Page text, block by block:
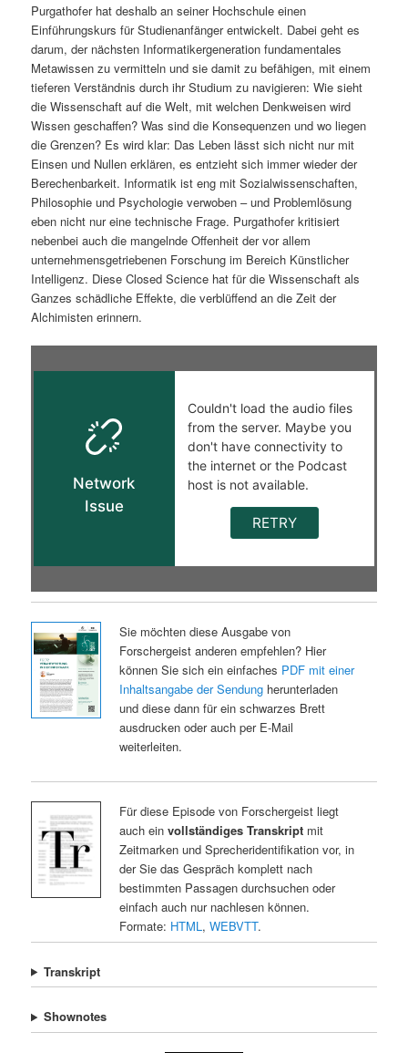
n
Purgathofer hat deshalb an seiner Hochschule einen
Einführungskurs für Studienanfänger entwickelt. Dabei geht es
darum, der nächsten Informatikergeneration fundamentales
Metawissen zu vermitteln und sie damit zu befähigen, mit einem
tieferen Verständnis durch ihr Studium zu navigieren: Wie sieht
die Wissenschaft auf die Welt, mit welchen Denkweisen wird
Wissen geschaffen? Was sind die Konsequenzen und wo liegen
die Grenzen? Es wird klar: Das Leben lässt sich nicht nur mit
Einsen und Nullen erklären, es entzieht sich immer wieder der
Berechenbarkeit. Informatik ist eng mit Sozialwissenschaften,
Philosophie und Psychologie verwoben – und Problemlösung
eben nicht nur eine technische Frage. Purgathofer kritisiert
nebenbei auch die mangelnde Offenheit der vor allem
unternehmensgetriebenen Forschung im Bereich Künstlicher
Intelligenz. Diese Closed Science hat für die Wissenschaft als
Ganzes schädliche Effekte, die verblüffend an die Zeit der
Alchimisten erinnern.
Sie möchten diese Ausgabe von
Forschergeist anderen empfehlen? Hier
können Sie sich ein einfaches PDF mit einer
Inhaltsangabe der Sendungherunterladen
und diese dann für ein schwarzes Brett
ausdrucken oder auch per E-Mail
weiterleiten.
Für diese Episode von Forschergeist liegt
auch ein vollständiges Transkriptmit
Zeitmarken und Sprecheridentifikation vor, in
der Sie das Gespräch komplett nach
bestimmten Passagen durchsuchen oder
einfach auch nur nachlesen können.
Formate: HTML, WEBVTT.
Transkript
Shownotes